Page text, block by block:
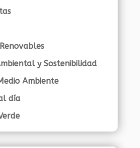
y Sostenibilidad
Ambiente
día